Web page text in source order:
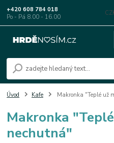
+420 608 784 018
Po - Pá 8.00 - 16.00
Úvod Kafe Makronka "Teplé už
Makronka
nechutná"